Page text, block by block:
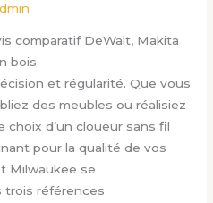
comparatif DeWalt, Makita
bois
et régularité. Que vous
des meubles ou réalisiez
choix d’un cloueur sans fil
pour la qualité de vos
Milwaukee se
trois références